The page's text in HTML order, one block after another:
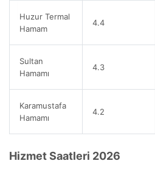
Huzur Termal
Hamam
4.4
Sultan
Hamamı
4.3
Karamustafa
Hamamı
4.2
Hizmet Saatleri 2026